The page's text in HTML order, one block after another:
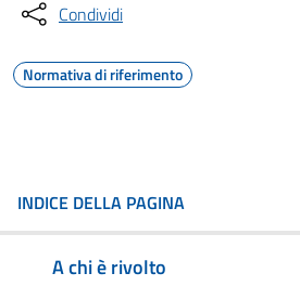
Condividi
Normativa di riferimento
INDICE DELLA PAGINA
A chi è rivolto